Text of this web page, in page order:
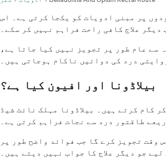
پر مبنی ادویات کو یکجا کرتی ہے۔ اس
علاج کافی راحت فراہم نہیں کر سکے۔
سے عام طور پر تجویز نہیں کیا جاتا ہے،
درد کی دوائیں ناکام ہوجاتی ہیں۔
بیلاڈونا اور افیون کیا ہے؟
کام کرتے ہیں۔ بیلاڈونا مہلک نائٹ شیڈ
طاقتور درد سے نجات فراہم کرتی ہے۔
وقت تجویز کرے گا جب فوائد واضح طور پر
جو دیگر علاج کا جواب نہیں دیتے ہیں۔